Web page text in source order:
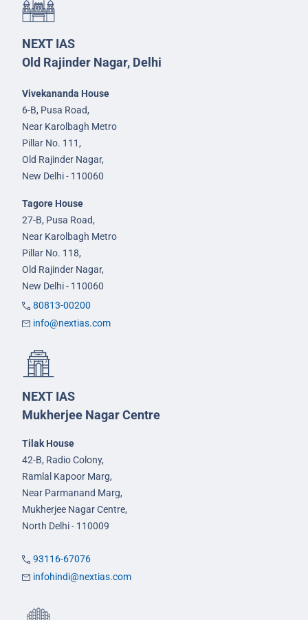
NEXT IAS
Old Rajinder Nagar, Delhi
Vivekananda House
6-B, Pusa Road,
Near Karolbagh Metro
Pillar No. 111,
Old Rajinder Nagar,
New Delhi - 110060
Tagore House
27-B, Pusa Road,
Near Karolbagh Metro
Pillar No. 118,
Old Rajinder Nagar,
New Delhi - 110060
80813-00200
info@nextias.com
NEXT IAS
Mukherjee Nagar Centre
Tilak House
42-B, Radio Colony,
Ramlal Kapoor Marg,
Near Parmanand Marg,
Mukherjee Nagar Centre,
North Delhi - 110009
93116-67076
infohindi@nextias.com